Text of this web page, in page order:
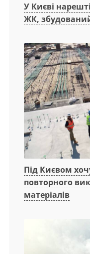
У Києві
ЖК,
Під Києвом
повторного
матеріалів